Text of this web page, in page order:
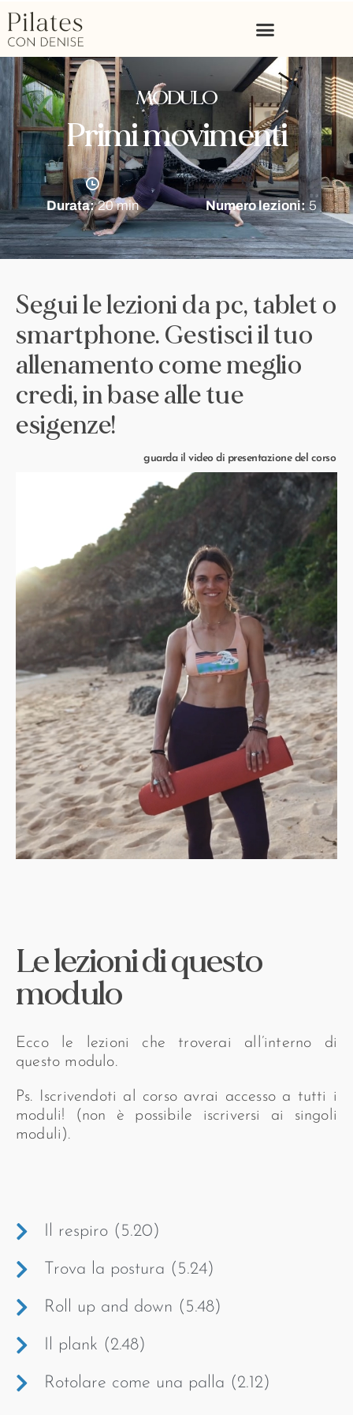
MODULO
Primi movimenti
Durata:20 min Numero lezioni:5
Segui le lezioni da pc, tablet o
smartphone. Gestisci il tuo
allenamento come meglio
credi, in base alle tue
esigenze!
guarda il video di presentazione del corso
Le lezioni di questo
modulo
Ecco le lezioni che troverai all’interno di
questo modulo.
Ps. Iscrivendoti al corso avrai accesso a tutti i
moduli! (non è possibile iscriversi ai singoli
moduli).
Il respiro (5.20)
Trova la postura (5.24)
Roll up and down (5.48)
Il plank (2.48)
Rotolare come una palla (2.12)